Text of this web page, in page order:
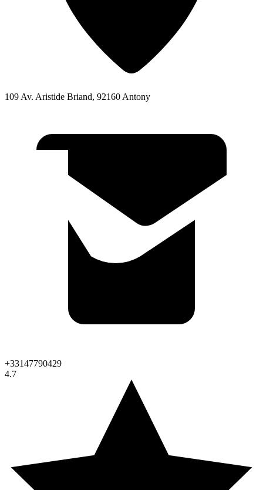
109 Av. Aristide Briand, 92160 Antony
+33147790429
4.7